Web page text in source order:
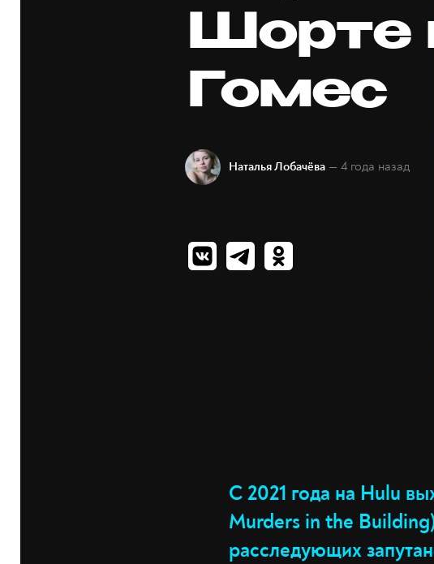
Шорте
Гомес
Наталья Лобачёва — 4 года назад
С 2021 года на Hulu
Murders in the
расследующих